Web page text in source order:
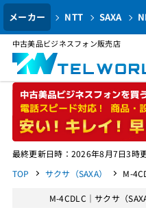
メーカー NTT SAXA
中古美品ビジネスフォン販売店
最終更新日時：2026年8月7日3時
TOP
サクサ（SAXA） M-
M-4CDLC｜サクサ（